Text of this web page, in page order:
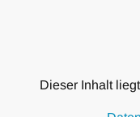
Dieser Inhalt